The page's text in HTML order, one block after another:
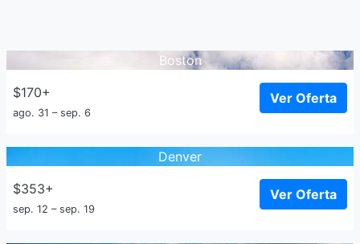
Boston
$170+
ago. 31 – sep. 6
Ver Oferta
Denver
$353+
sep. 12 – sep. 19
Ver Oferta